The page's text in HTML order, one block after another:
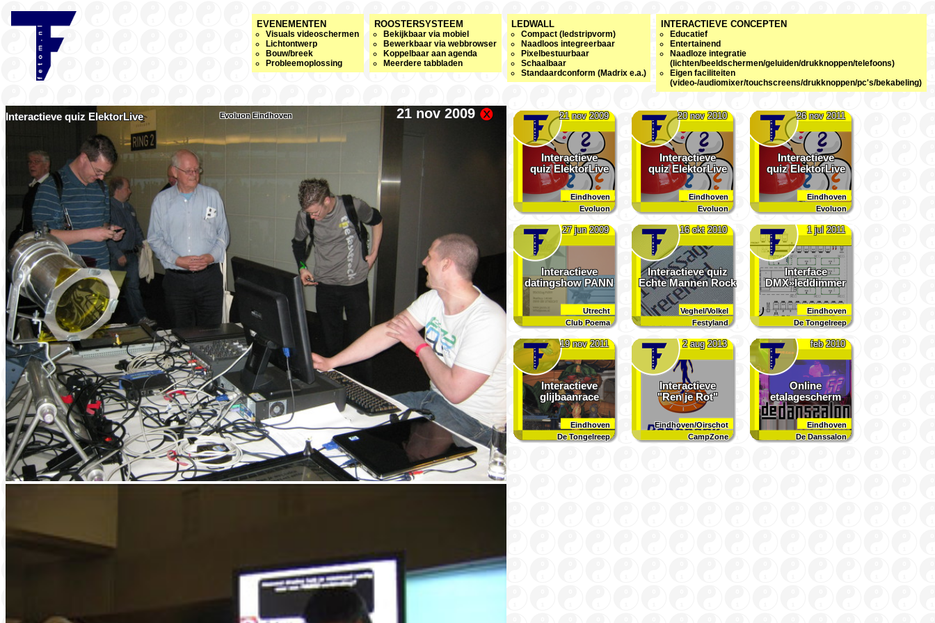
INTERACTIEVE CONCEPTEN
Educatief
Entertainend
Naadloze integratie
(lichten/beeldschermen/geluiden/drukknoppen/telefoons)
Eigen faciliteiten
(video-/audiomixer/touchscreens/drukknoppen/pc's/bekabeling)
LEDWALL
Compact (ledstripvorm)
Naadloos integreerbaar
Pixelbestuurbaar
Schaalbaar
Standaardconform (Madrix e.a.)
ROOSTERSYSTEEM
Bekijkbaar via mobiel
Bewerkbaar via webbrowser
Koppelbaar aan agenda
Meerdere tabbladen
EVENEMENTEN
Visuals videoschermen
Lichtontwerp
Bouw/breek
Probleemoplossing
21 nov 2009
Interactieve quiz ElektorLive Evoluon Eindhoven 21 nov 2009
Interactieve
quiz ElektorLive
Eindhoven
Evoluon
20 nov 2010
Interactieve
quiz ElektorLive
Eindhoven
Evoluon
26 nov 2011
Interactieve
quiz ElektorLive
Eindhoven
Evoluon
27 jun 2009
Interactieve
datingshow PANN
Utrecht
Club Poema
16 okt 2010
Interactieve quiz
Echte Mannen Rock
Veghel/Volkel
Festyland
1 jul 2011
Interface
DMX»leddimmer
Eindhoven
De Tongelreep
19 nov 2011
Interactieve
glijbaanrace
Eindhoven
De Tongelreep
2 aug 2013
Interactieve
"Ren je Rot"
Eindhoven/Oirschot
CampZone
feb 2010
Online
etalagescherm
Eindhoven
De Danssalon